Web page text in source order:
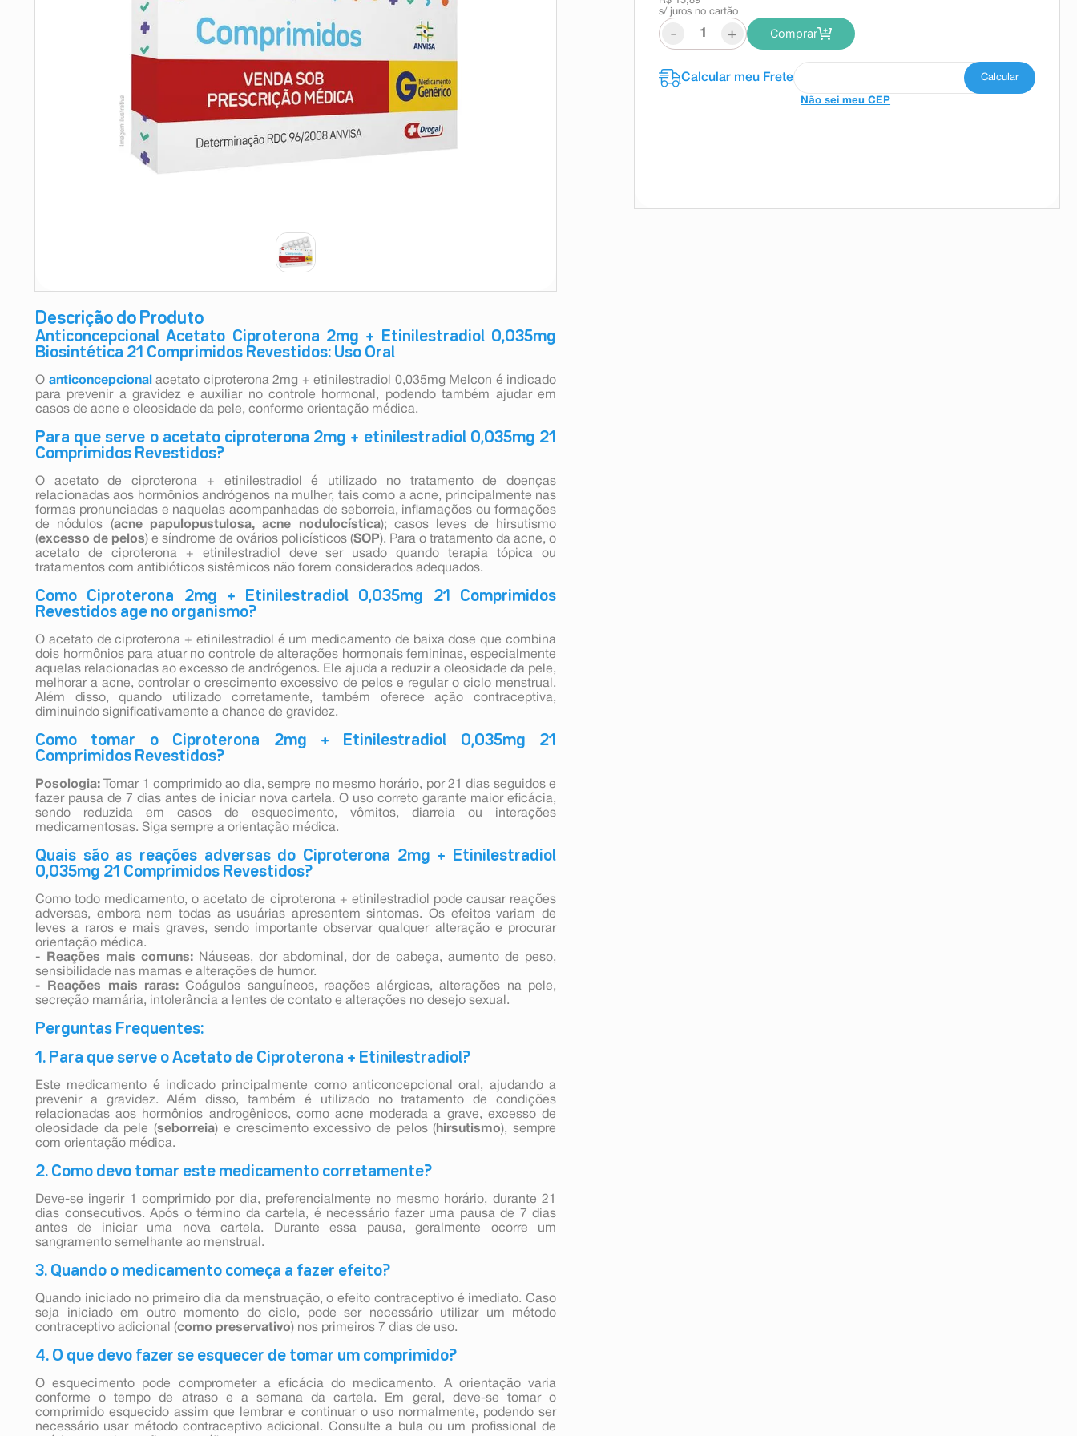
Descrição do Produto
Anticoncepcional Acetato Ciproterona 2mg + Etinilestradiol 0,035mg
Biosintética 21 Comprimidos Revestidos: Uso Oral
O anticoncepcional acetato ciproterona 2mg + etinilestradiol 0,035mg Melcon é indicado
para prevenir a gravidez e auxiliar no controle hormonal, podendo também ajudar em
casos de acne e oleosidade da pele, conforme orientação médica.
Para que serve o acetato ciproterona 2mg + etinilestradiol 0,035mg 21
Comprimidos Revestidos?
O acetato de ciproterona + etinilestradiol é utilizado no tratamento de doenças
relacionadas aos hormônios andrógenos na mulher, tais como a acne, principalmente nas
formas pronunciadas e naquelas acompanhadas de seborreia, inflamações ou formações
de nódulos (acne papulopustulosa, acne nodulocística); casos leves de hirsutismo
(excesso de pelos) e síndrome de ovários policísticos (SOP). Para o tratamento da acne, o
acetato de ciproterona + etinilestradiol deve ser usado quando terapia tópica ou
tratamentos com antibióticos sistêmicos não forem considerados adequados.
Como Ciproterona 2mg + Etinilestradiol 0,035mg 21 Comprimidos
Revestidos age no organismo?
O acetato de ciproterona + etinilestradiol é um medicamento de baixa dose que combina
dois hormônios para atuar no controle de alterações hormonais femininas, especialmente
aquelas relacionadas ao excesso de andrógenos. Ele ajuda a reduzir a oleosidade da pele,
melhorar a acne, controlar o crescimento excessivo de pelos e regular o ciclo menstrual.
Além disso, quando utilizado corretamente, também oferece ação contraceptiva,
diminuindo significativamente a chance de gravidez.
Como tomar o Ciproterona 2mg + Etinilestradiol 0,035mg 21
Comprimidos Revestidos?
Posologia: Tomar 1 comprimido ao dia, sempre no mesmo horário, por 21 dias seguidos e
fazer pausa de 7 dias antes de iniciar nova cartela. O uso correto garante maior eficácia,
sendo reduzida em casos de esquecimento, vômitos, diarreia ou interações
medicamentosas. Siga sempre a orientação médica.
Quais são as reações adversas do Ciproterona 2mg + Etinilestradiol
0,035mg 21 Comprimidos Revestidos?
Como todo medicamento, o acetato de ciproterona + etinilestradiol pode causar reações
adversas, embora nem todas as usuárias apresentem sintomas. Os efeitos variam de
leves a raros e mais graves, sendo importante observar qualquer alteração e procurar
orientação médica.
- Reações mais comuns:Náuseas, dor abdominal, dor de cabeça, aumento de peso,
sensibilidade nas mamas e alterações de humor.
- Reações mais raras:Coágulos sanguíneos, reações alérgicas, alterações na pele,
secreção mamária, intolerância a lentes de contato e alterações no desejo sexual.
Perguntas Frequentes:
1. Para que serve o Acetato de Ciproterona + Etinilestradiol?
Este medicamento é indicado principalmente como anticoncepcional oral, ajudando a
prevenir a gravidez. Além disso, também é utilizado no tratamento de condições
relacionadas aos hormônios androgênicos, como acne moderada a grave, excesso de
oleosidade da pele (seborreia) e crescimento excessivo de pelos ( hirsutismo), sempre
com orientação médica.
2. Como devo tomar este medicamento corretamente?
Deve-se ingerir 1 comprimido por dia, preferencialmente no mesmo horário, durante 21
dias consecutivos. Após o término da cartela, é necessário fazer uma pausa de 7 dias
antes de iniciar uma nova cartela. Durante essa pausa, geralmente ocorre um
sangramento semelhante ao menstrual.
3. Quando o medicamento começa a fazer efeito?
Quando iniciado no primeiro dia da menstruação, o efeito contraceptivo é imediato. Caso
seja iniciado em outro momento do ciclo, pode ser necessário utilizar um método
contraceptivo adicional (como preservativo) nos primeiros 7 dias de uso.
4. O que devo fazer se esquecer de tomar um comprimido?
O esquecimento pode comprometer a eficácia do medicamento. A orientação varia
conforme o tempo de atraso e a semana da cartela. Em geral, deve-se tomar o
comprimido esquecido assim que lembrar e continuar o uso normalmente, podendo ser
necessário usar método contraceptivo adicional. Consulte a bula ou um profissional de
s/ juros no cartão
- + Comprar
Não sei meu CEP
10ºshampoo